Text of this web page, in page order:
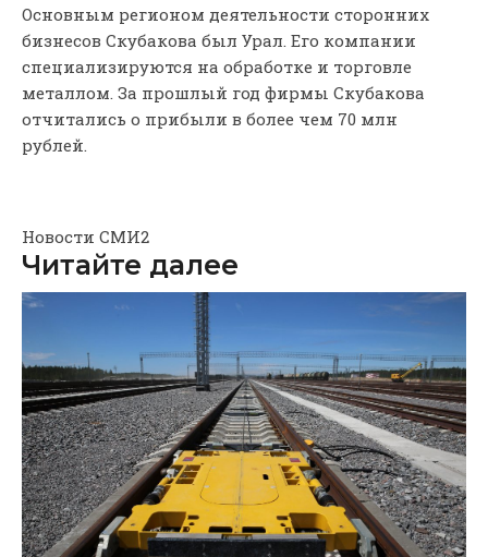
Основным регионом деятельности сторонних
бизнесов Скубакова был Урал. Его компании
специализируются на обработке и торговле
металлом. За прошлый год фирмы Скубакова
отчитались о прибыли в более чем 70 млн
рублей.
Новости СМИ2
Читайте далее